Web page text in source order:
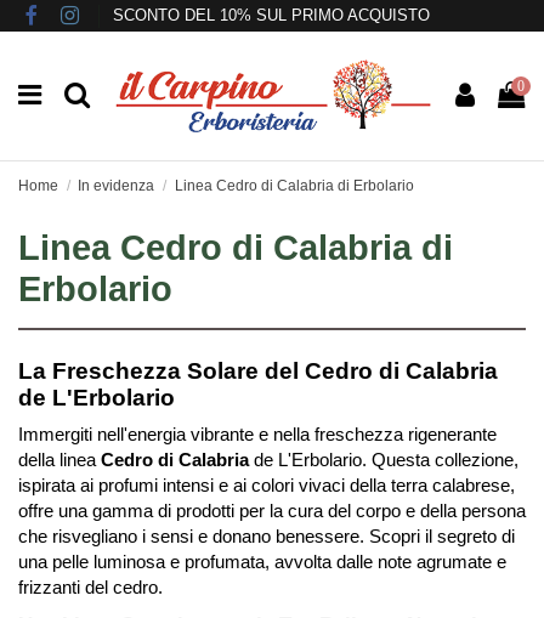
SCONTO DEL 10% SUL PRIMO ACQUISTO
0
Home In evidenza Linea Cedro di Calabria di Erbolario
Linea Cedro di Calabria di
Erbolario
La Freschezza Solare del Cedro di Calabria
de L'Erbolario
Immergiti nell'energia vibrante e nella freschezza rigenerante
della linea Cedro di Calabriade L'Erbolario. Questa collezione,
ispirata ai profumi intensi e ai colori vivaci della terra calabrese,
offre una gamma di prodotti per la cura del corpo e della persona
che risvegliano i sensi e donano benessere. Scopri il segreto di
una pelle luminosa e profumata, avvolta dalle note agrumate e
frizzanti del cedro.